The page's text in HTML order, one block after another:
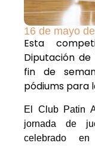
16 de mayo
Esta
Diputación de
fin de
pódiums para
El Club Patin
jornada de
celebrado en